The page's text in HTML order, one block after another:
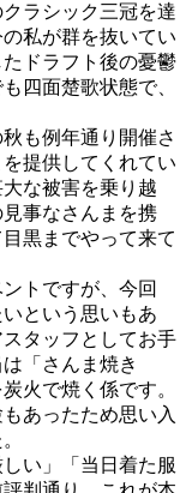
ラシック三冠を達
私が群を抜いてい
ドラフト後の憂鬱
四面楚歌状態で、
も例年通り開催さ
提供してくれてい
な被害を乗り越
事なさんまを携
黒までやって来て
トですが、今回
という思いもあ
タッフとしてお手
「さんま焼き
火で焼く係です。
あったため思い入
い」「当日着た服